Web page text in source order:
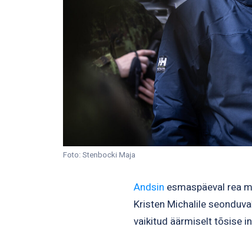
Foto: Stenbocki Maja
Andsin esmaspäeval rea
Kristen Michalile
vaikitud äärmiselt tõsise